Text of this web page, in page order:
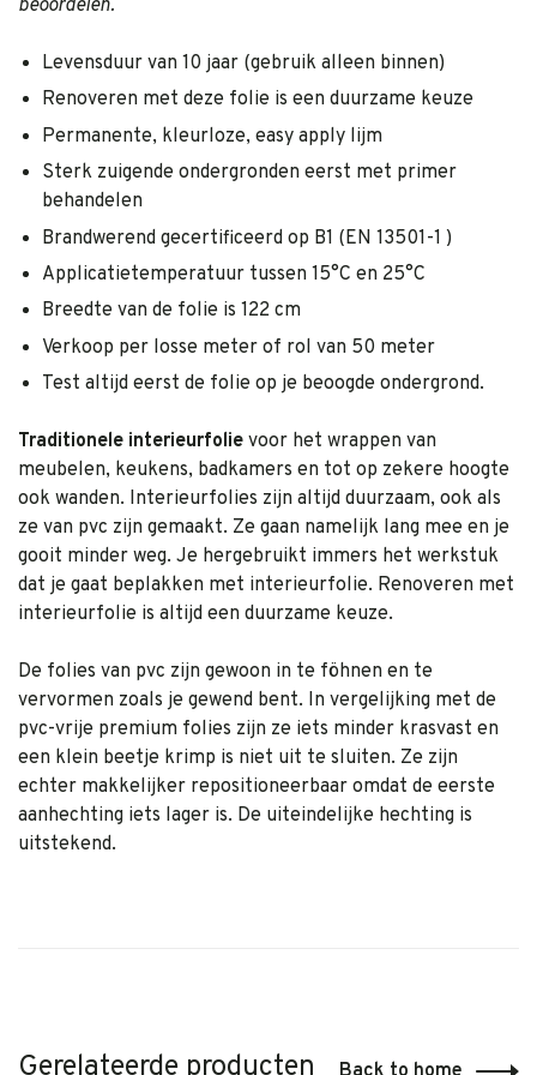
beoordelen.
Levensduur van 10 jaar (gebruik alleen binnen)
Renoveren met deze folie is een duurzame keuze
Permanente, kleurloze, easy apply lijm
Sterk zuigende ondergronden eerst met primer
behandelen
Brandwerend gecertificeerd op B1 (EN 13501-1 )
Applicatietemperatuur tussen 15°C en 25°C
Breedte van de folie is 122 cm
Verkoop per losse meter of rol van 50 meter
Test altijd eerst de folie op je beoogde ondergrond.
Traditionele interieurfolie voor het wrappen van
meubelen, keukens, badkamers en tot op zekere hoogte
ook wanden. Interieurfolies zijn altijd duurzaam, ook als
ze van pvc zijn gemaakt. Ze gaan namelijk lang mee en je
gooit minder weg. Je hergebruikt immers het werkstuk
dat je gaat beplakken met interieurfolie. Renoveren met
interieurfolie is altijd een duurzame keuze.
De folies van pvc zijn gewoon in te föhnen en te
vervormen zoals je gewend bent. In vergelijking met de
pvc-vrije premium folies zijn ze iets minder krasvast en
een klein beetje krimp is niet uit te sluiten. Ze zijn
echter makkelijker repositioneerbaar omdat de eerste
aanhechting iets lager is. De uiteindelijke hechting is
uitstekend.